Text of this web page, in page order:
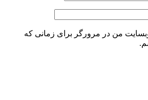
وبسایت من در مرورگر برای زمانی که